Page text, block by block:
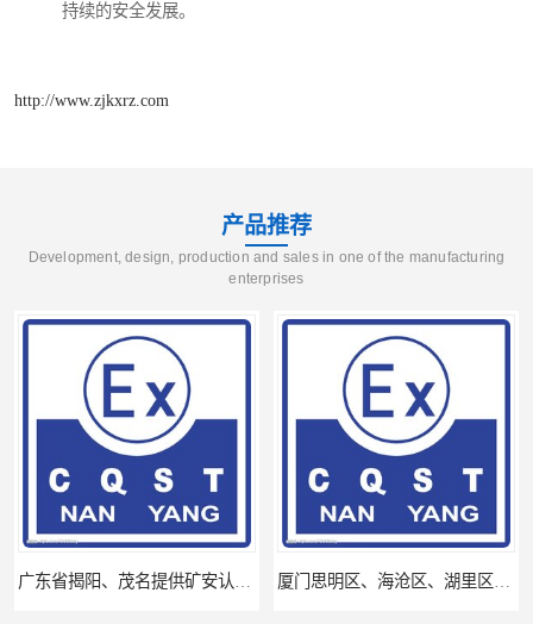
持续的安全发展。
http://www.zjkxrz.com
产品推荐
Development, design, production and sales in one of the manufacturing
enterprises
广东省揭阳、茂名提供矿安认证专业咨询服务机构让你拿本放心省心 厦门思明区、海沧区、湖里区提供矿安认证专业技术服务值得信赖的咨询专家